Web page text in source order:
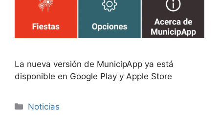
La nueva versión de MunicipApp ya está
disponible en Google Play y Apple Store
Categorías
Noticias